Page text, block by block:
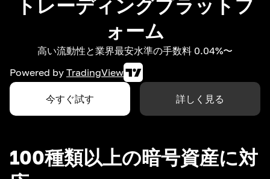
トレーディングプラットフ
ォーム
高い流動性と業界最安水準の手数料 0.04%〜
Powered by TradingView
今すぐ試す 詳しく見る
100種類以上の暗号資産に対